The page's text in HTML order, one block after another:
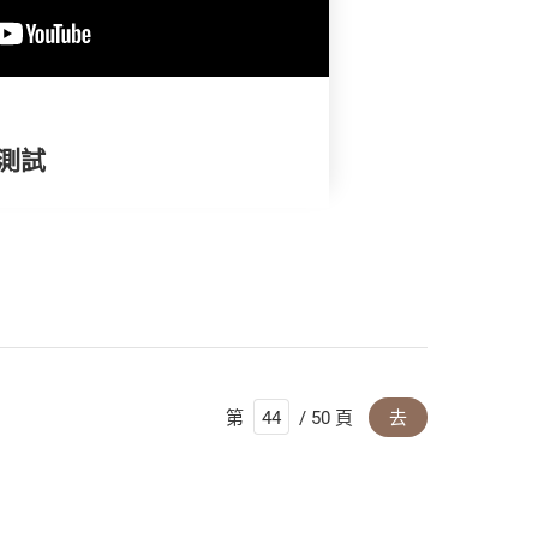
試
第 / 50 頁 去